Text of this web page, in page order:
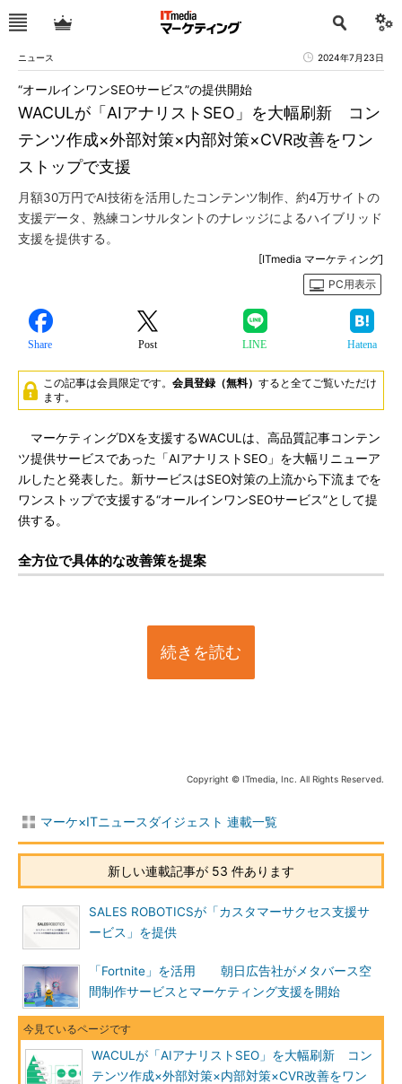
ニュース 2024年7月23日
WACULが「AIアナリストSEO」を大幅刷新 コン
テンツ作成×外部対策×内部対策×CVR改善をワン
ストップで支援
“オールインワンSEOサービス”の提供開始
月額30万円でAI技術を活用したコンテンツ制作、約4万サイトの
支援データ、熟練コンサルタントのナレッジによるハイブリッド
支援を提供する。
[ITmedia マーケティング]
PC用表示
Share Post LINE Hatena
この記事は会員限定です。 会員登録（無料） すると全てご覧いただけ
ます。
マーケティングDXを支援するWACULは、高品質記事コンテン
ツ提供サービスであった「AIアナリストSEO」を大幅リニューア
ルしたと発表した。新サービスはSEO対策の上流から下流までを
ワンストップで支援する“オールインワンSEOサービス”として提
供する。
全方位で具体的な改善策を提案
続きを読む
Copyright © ITmedia, Inc. All Rights Reserved.
マーケ×ITニュースダイジェスト 連載一覧
新しい連載記事が 53 件あります
SALES ROBOTICSが「カスタマーサクセス支援サ
ービス」を提供
「Fortnite」を活用 朝日広告社がメタバース空
間制作サービスとマーケティング支援を開始
WACULが「AIアナリストSEO」を大幅刷新 コン
テンツ作成×外部対策×内部対策×CVR改善をワン